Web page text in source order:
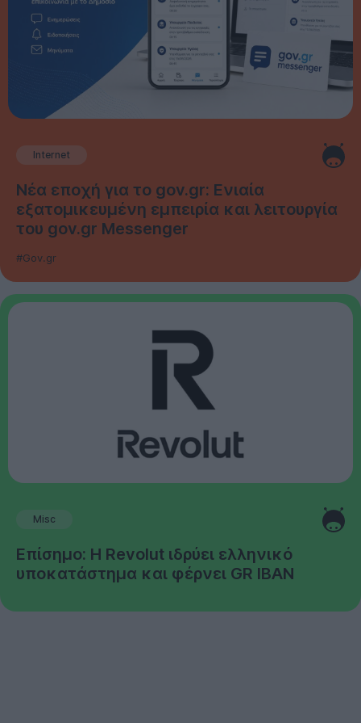
Internet
Νέα εποχή για το gov.gr: Ενιαία
εξατομικευμένη εμπειρία και λειτουργία
του gov.gr Messenger
#Gov.gr
Misc
Επίσημο: Η Revolut ιδρύει ελληνικό
υποκατάστημα και φέρνει GR IBAN